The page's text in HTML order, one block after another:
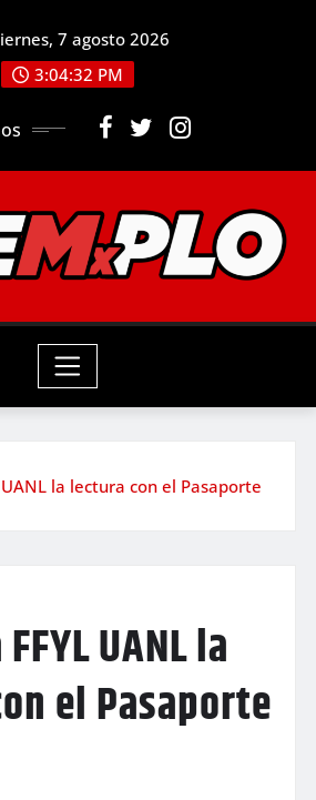
7 agosto 2026
3:04:34 PM
la lectura con el Pasaporte
UANL la
el Pasaporte